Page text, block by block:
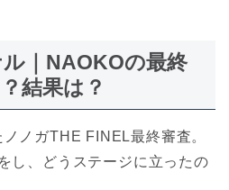
｜NAOKOの最終
結果は？
ノガTHE FINEL最終審査。
し、どうステージに立ったの